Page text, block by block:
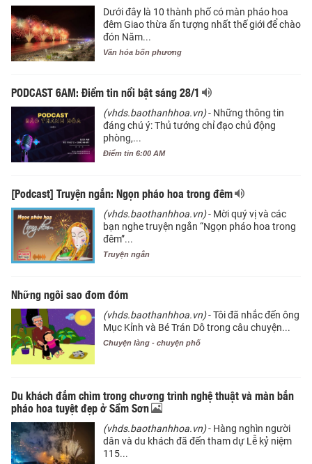
Dưới đây là 10 thành phố có màn pháo hoa
đêm Giao thừa ấn tượng nhất thế giới để chào
đón Năm...
Văn hóa bốn phương
PODCAST 6AM: Điểm tin nổi bật sáng 28/1
(vhds.baothanhhoa.vn)- Những thông tin
đáng chú ý: Thủ tướng chỉ đạo chủ động
phòng,...
Điểm tin 6:00 AM
[Podcast] Truyện ngắn: Ngọn pháo hoa trong đêm
(vhds.baothanhhoa.vn)- Mời quý vị và các
bạn nghe truyện ngắn “Ngọn pháo hoa trong
đêm”...
Truyện ngắn
Những ngôi sao đom đóm
(vhds.baothanhhoa.vn)- Tôi đã nhắc đến ông
Mục Kỉnh và Bé Trán Dô trong câu chuyện...
Chuyện làng - chuyện phố
Du khách đắm chìm trong chương trình nghệ thuật và màn bắn
pháo hoa tuyệt đẹp ở Sầm Sơn
(vhds.baothanhhoa.vn)- Hàng nghìn người
dân và du khách đã đến tham dự Lễ kỷ niệm
115...